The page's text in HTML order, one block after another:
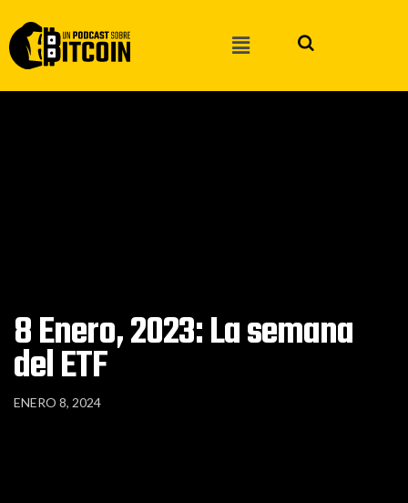
8 Enero, 2023: La semana
del ETF
ENERO 8, 2024